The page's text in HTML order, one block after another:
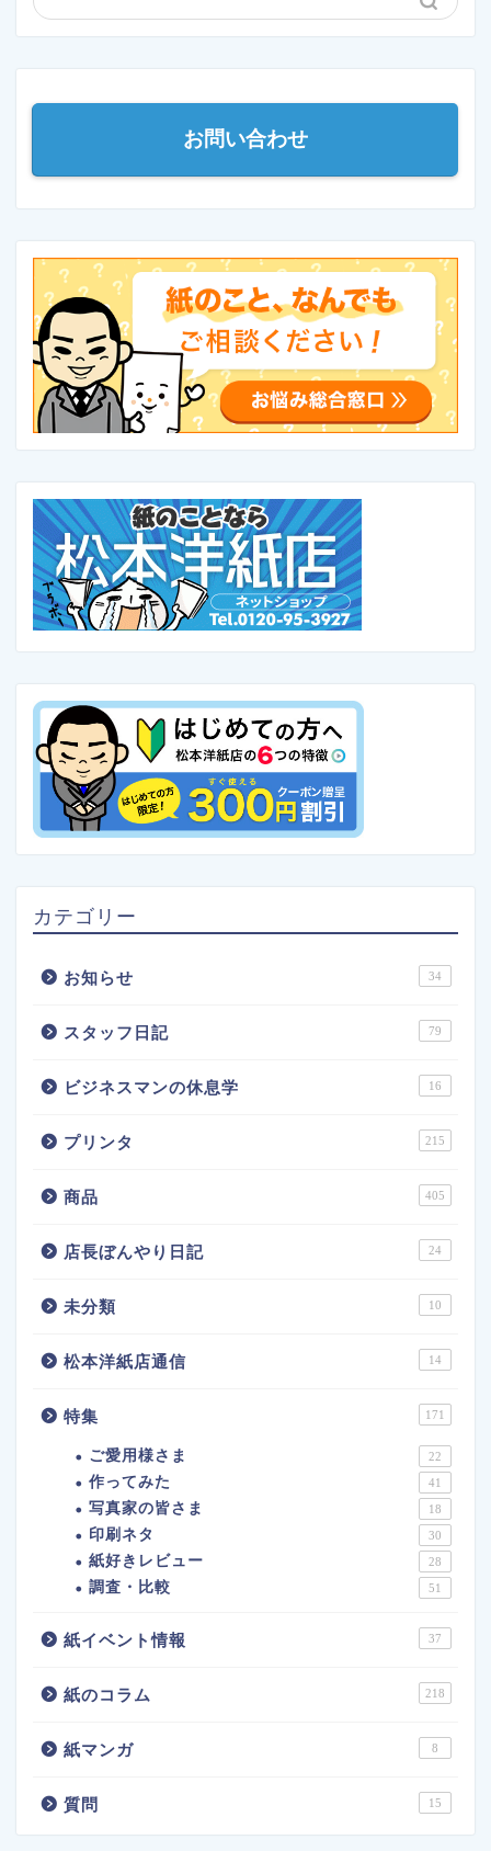
お問い合わせ
カテゴリー
お知らせ 34
スタッフ日記 79
ビジネスマンの休息学 16
プリンタ 215
商品 405
店長ぼんやり日記 24
未分類 10
松本洋紙店通信 14
特集 171
ご愛用様さま 22
作ってみた 41
写真家の皆さま 18
印刷ネタ 30
紙好きレビュー 28
調査・比較 51
紙イベント情報 37
紙のコラム 218
紙マンガ 8
質問 15